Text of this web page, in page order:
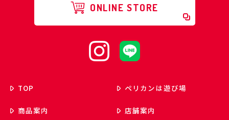
ONLINE STORE
TOP ペリカンは遊び場
商品案内 店舗案内